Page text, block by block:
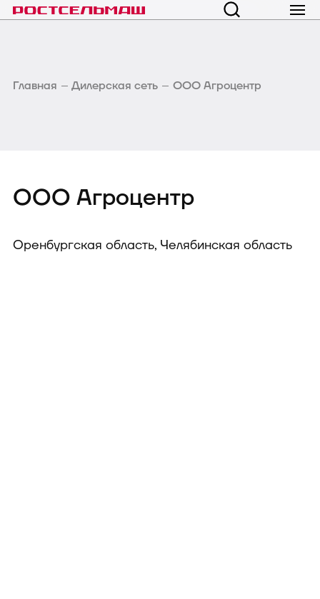
Главная Дилерская сеть ООО Агроцентр
ООО Агроцентр
Оренбургская область, Челябинская область